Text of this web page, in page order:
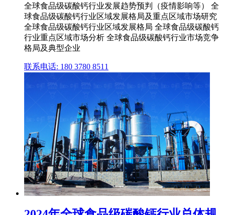
全球食品级碳酸钙行业发展趋势预判（疫情影响等） 全
球食品级碳酸钙行业区域发展格局及重点区域市场研究
全球食品级碳酸钙行业区域发展格局 全球食品级碳酸钙
行业重点区域市场分析 全球食品级碳酸钙行业市场竞争
格局及典型企业
联系电话: 180 3780 8511